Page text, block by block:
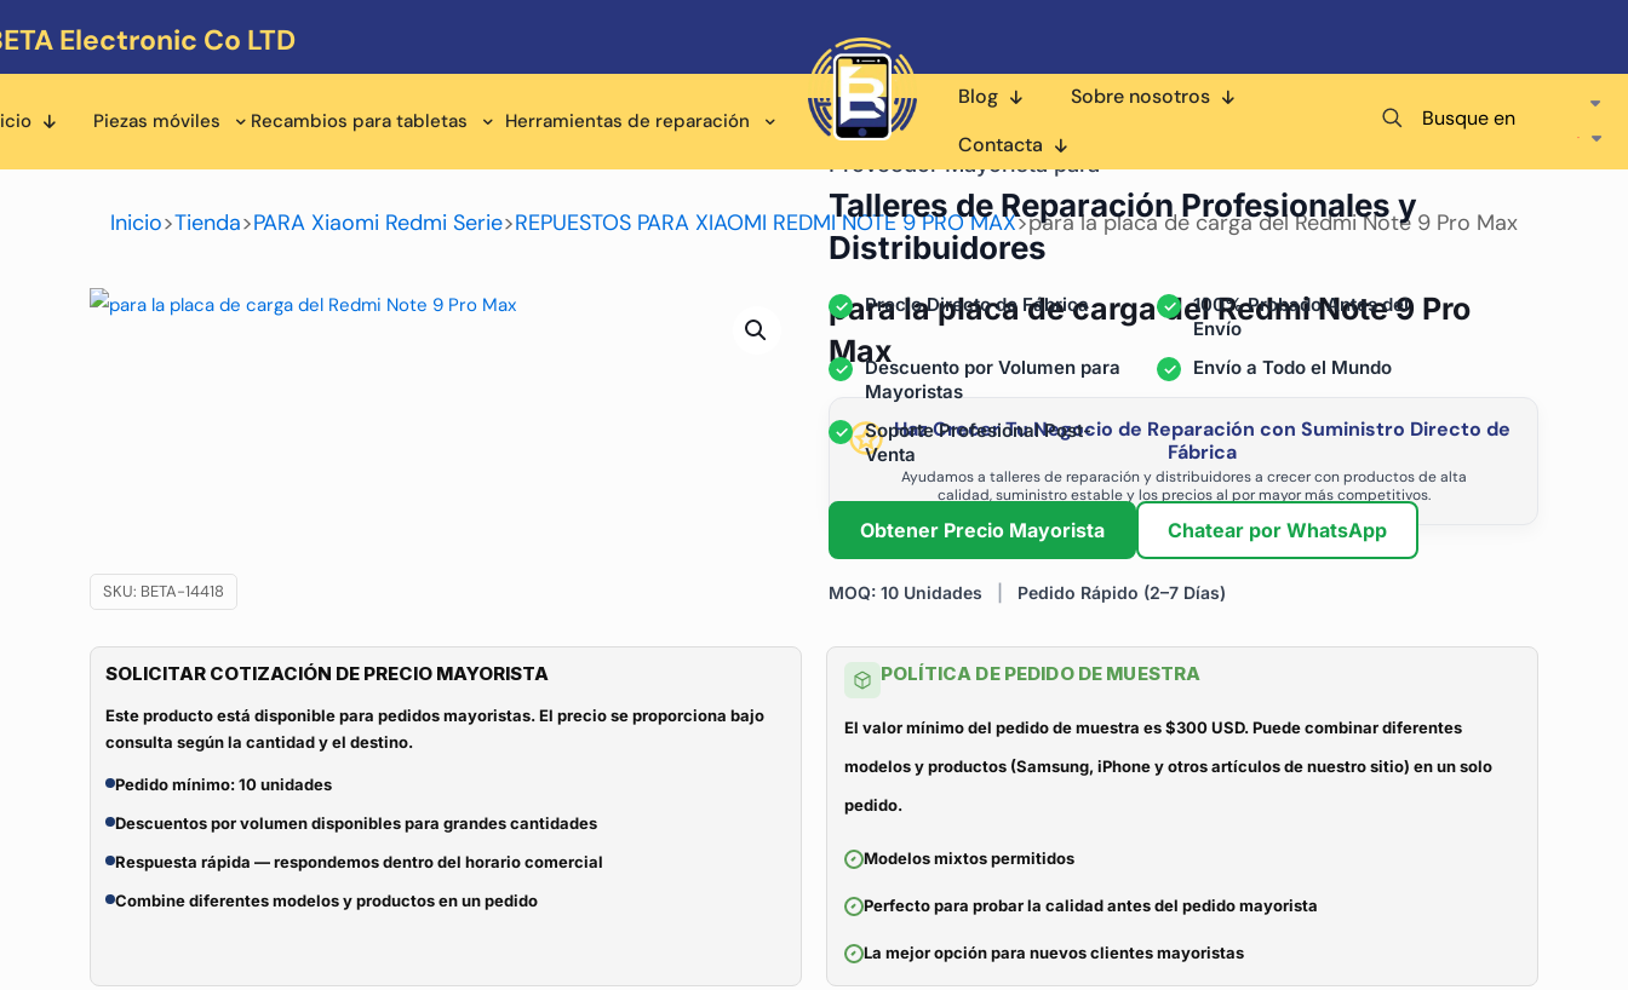
Electronic Co LTD
Piezas móviles Recambios para tabletas Herramientas de reparación
Blog
Sobre nosotros
Contacta
Busque en
Inicio>Tienda>PARA Xiaomi Redmi Serie>REPUESTOS PARA XIAOMI REDMI NOTE 9 PRO MAX>para la placa de carga del Redmi Note 9 Pro Max
para la placa de carga del Redmi Note 9 Pro
Max
Haz Crecer Tu Negocio de Reparación con Suministro Directo de
Fábrica
Ayudamos a talleres de reparación y distribuidores a crecer con productos de alta
calidad, suministro estable y los precios al por mayor más competitivos.
SKU: BETA-14418
Proveedor Mayorista para
Talleres de Reparación Profesionales y
Distribuidores
Precio Directo de Fábrica
100% Probado Antes del
Envío
Descuento por Volumen para
Mayoristas
Envío a Todo el Mundo
Soporte Profesional Post-
Venta
Obtener Precio Mayorista Chatear por WhatsApp
MOQ: 10 Unidades Pedido Rápido (2–7 Días)
SOLICITAR COTIZACIÓN DE PRECIO MAYORISTA
Este producto está disponible para pedidos mayoristas. El precio se proporciona bajo
consulta según la cantidad y el destino.
Pedido mínimo: 10 unidades
Descuentos por volumen disponibles para grandes cantidades
Respuesta rápida — respondemos dentro del horario comercial
Combine diferentes modelos y productos en un pedido
POLÍTICA DE PEDIDO DE MUESTRA
El valor mínimo del pedido de muestra es $300 USD. Puede combinar diferentes
modelos y productos (Samsung, iPhone y otros artículos de nuestro sitio) en un solo
pedido.
Modelos mixtos permitidos
Perfecto para probar la calidad antes del pedido mayorista
La mejor opción para nuevos clientes mayoristas